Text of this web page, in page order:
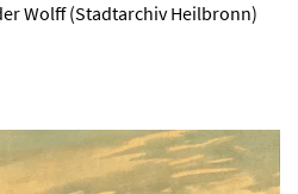
Wolff (Stadtarchiv Heilbronn)